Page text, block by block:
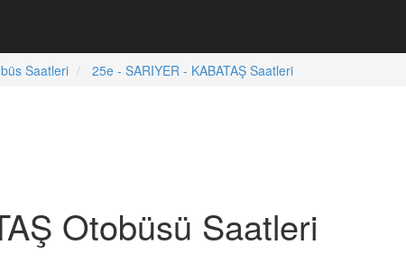
Saatleri 25e - SARIYER - KABATAŞ Saatleri
Otobüsü Saatleri